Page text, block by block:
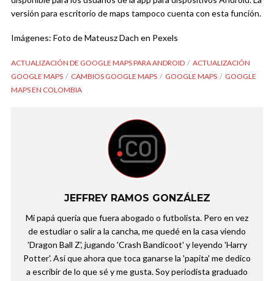
versión para escritorio de maps tampoco cuenta con esta función.
Imágenes: Foto de Mateusz Dach en Pexels
ACTUALIZACIÓN DE GOOGLE MAPS PARA ANDROID
ACTUALIZACIÓN
GOOGLE MAPS
CAMBIOS GOOGLE MAPS GOOGLE MAPS
GOOGLE
MAPS EN COLOMBIA
JEFFREY RAMOS GONZÁLEZ
Mi papá quería que fuera abogado o futbolista. Pero en vez
de estudiar o salir a la cancha, me quedé en la casa viendo
'Dragon Ball Z', jugando 'Crash Bandicoot' y leyendo 'Harry
Potter'. Así que ahora que toca ganarse la 'papita' me dedico
a escribir de lo que sé y me gusta. Soy periodista graduado